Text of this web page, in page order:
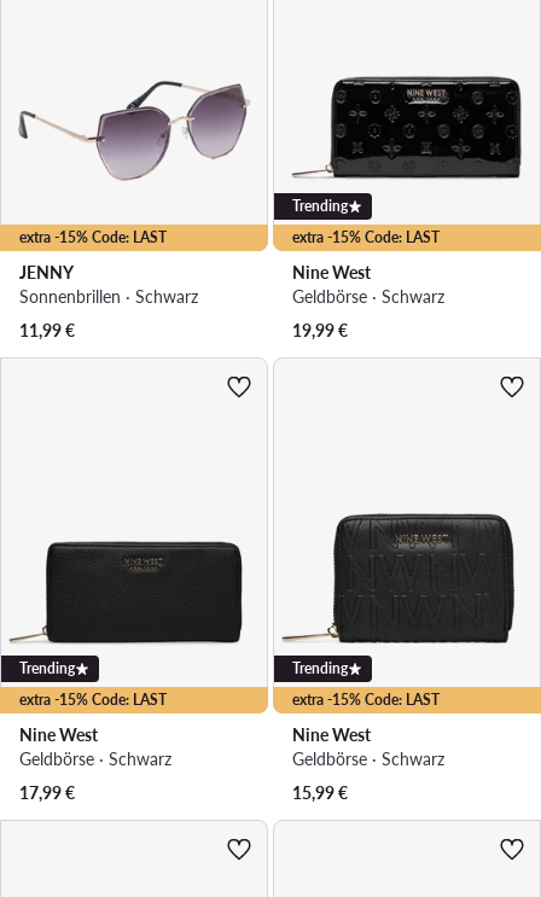
extra -15% Code: LAST
JENNY
Sonnenbrillen · Schwarz
11,99€
extra -15% Code: LAST
Trending
Nine West
Geldbörse · Schwarz
19,99€
extra -15% Code: LAST
Trending
Nine West
Geldbörse · Schwarz
17,99€
extra -15% Code: LAST
Trending
Nine West
Geldbörse · Schwarz
15,99€